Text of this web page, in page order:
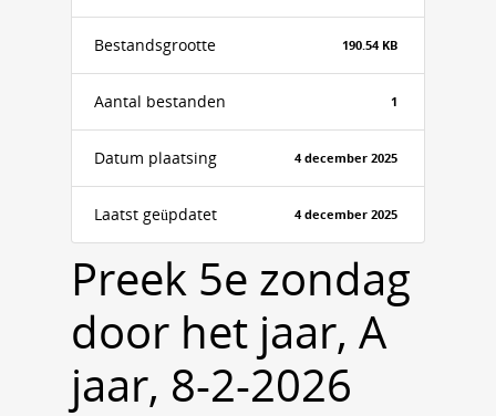
Bestandsgrootte 190.54 KB
Aantal bestanden 1
Datum plaatsing 4 december 2025
Laatst geüpdatet 4 december 2025
Preek 5e zondag
door het jaar, A
jaar, 8-2-2026